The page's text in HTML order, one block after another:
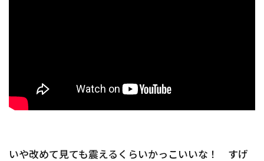
いや改めて見ても震えるくらいかっこいいな！ すげ